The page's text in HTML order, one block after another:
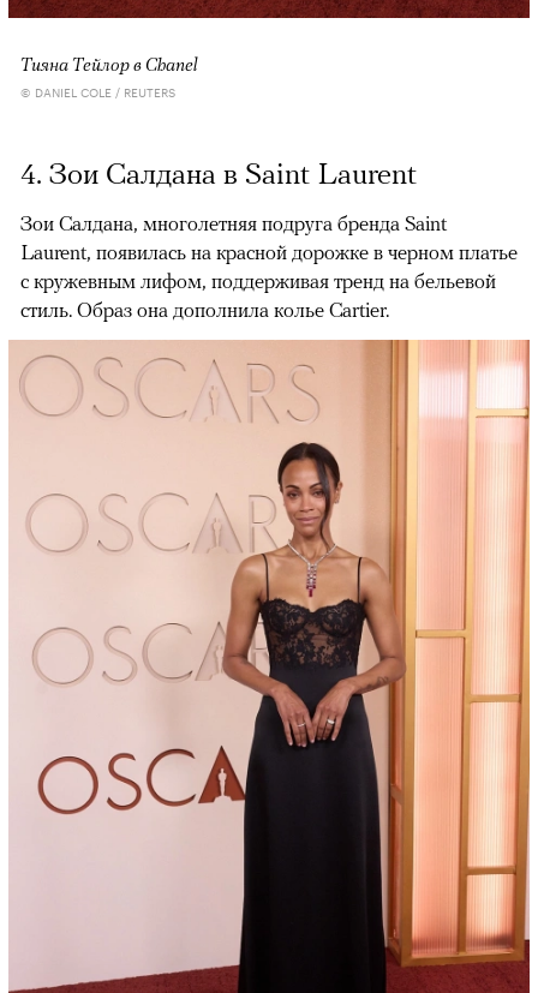
Тияна Тейлор в Chanel
© DANIEL COLE / REUTERS
4. Зои Салдана в Saint Laurent
Зои Салдана, многолетняя подруга бренда Saint
Laurent, появилась на красной дорожке в черном платье
с кружевным лифом, поддерживая тренд на бельевой
стиль. Образ она дополнила колье Cartier.